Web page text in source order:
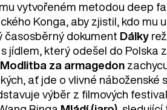
vytvořeném metodou deep
Konga, aby zjistil, kdo mu
časosběrný dokument Dálky
jídlem, který odešel do Polska
Modlitba za armagedon
ať jde o vlivné náboženské
výběr z filmových